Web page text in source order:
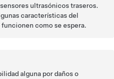
ultrasónicos traseros.
características del
funcionen como se espera.
alguna por daños o